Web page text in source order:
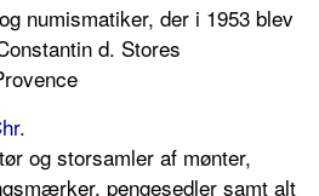
numismatiker, der i 1953 blev
d. Stores
og storsamler af mønter,
pengesedler samt alt